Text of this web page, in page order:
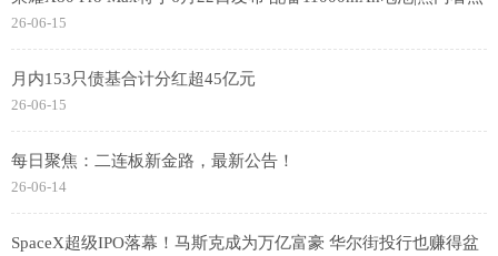
26-06-15
月内153只债基合计分红超45亿元
26-06-15
每日聚焦：二连板新金路，最新公告！
26-06-14
SpaceX超级IPO落幕！马斯克成为万亿富豪 华尔街投行也赚得盆